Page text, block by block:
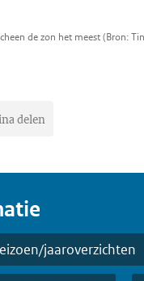
de zon het meest (Bron:
delen
jaaroverzichten